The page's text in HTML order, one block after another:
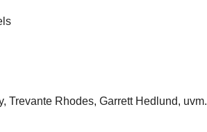
Trevante Rhodes, Garrett Hedlund, uvm.